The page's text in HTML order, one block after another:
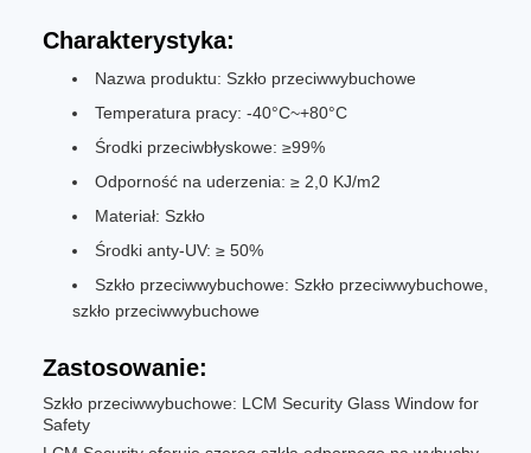
Charakterystyka:
Nazwa produktu: Szkło przeciwwybuchowe
Temperatura pracy: -40°C~+80°C
Środki przeciwbłyskowe: ≥99%
Odporność na uderzenia: ≥ 2,0 KJ/m2
Materiał: Szkło
Środki anty-UV: ≥ 50%
Szkło przeciwwybuchowe: Szkło przeciwwybuchowe,
szkło przeciwwybuchowe
Zastosowanie:
Szkło przeciwwybuchowe: LCM Security Glass Window for
Safety